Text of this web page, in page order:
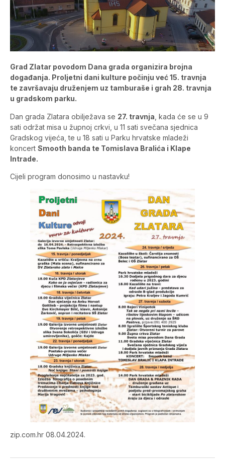
Grad Zlatar povodom Dana grada organizira brojna
događanja. Proljetni dani kulture počinju već 15. travnja
te završavaju druženjem uz tamburaše i grah 28. travnja
u gradskom parku.
Dan grada Zlatara obilježava se 27. travnja , kada će se u 9
sati održat misa u župnoj crkvi, u 11 sati svečana sjednica
Gradskog vijeća, te u 18 sati u Parku hrvatske mladeži
koncert Smooth banda te Tomislava Bralića i Klape
Intrade.
Cijeli program donosimo u nastavku!
zip.com.hr 08.04.2024.